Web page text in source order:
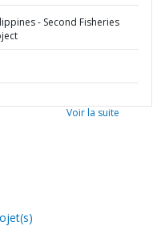
- Second Fisheries
Voir la suite